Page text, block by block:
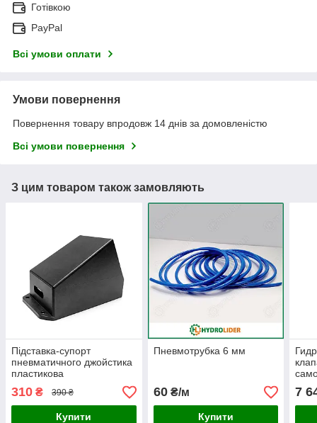
Готівкою
PayPal
Всі умови оплати
Умови повернення
Повернення товару впродовж 14 днів за домовленістю
Всі умови повернення
З цим товаром також замовляють
Підставка-супорт
пневматичного джойстика
пластикова
310 ₴ 390 ₴
Купити
Пневмотрубка 6 мм
60₴/м
Купити
7